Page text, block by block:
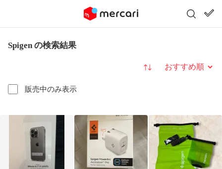
Spigen の検索結果
販売中のみ表示
並び替え